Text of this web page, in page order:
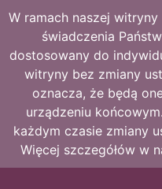
W ramach naszej
świadczenia
dostosowany do
witryny bez zmiany
oznacza, że będą
urządzeniu
każdym czasie zmiany
Więcej szczegółów w